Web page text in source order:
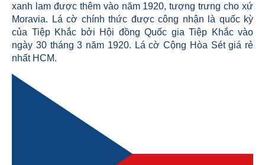
xanh lam được thêm vào năm 1920, tượng trưng cho xứ
Moravia. Lá cờ chính thức được công nhận là quốc kỳ
của Tiệp Khắc bởi Hội đồng Quốc gia Tiệp Khắc vào
ngày 30 tháng 3 năm 1920. Lá cờ Cộng Hòa Sét giá rẻ
nhất HCM.